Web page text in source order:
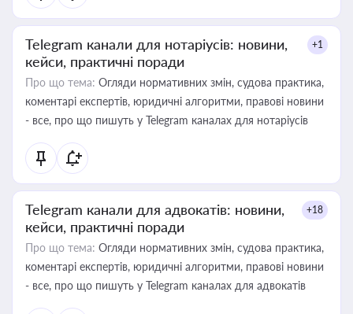
Telegram канали для нотаріусів: новини,
кейси, практичні поради
+1
Про що тема: Огляди нормативних змін, судова практика,
коментарі експертів, юридичні алгоритми, правові новини
- все, про що пишуть у Telegram каналах для нотаріусів
Telegram канали для адвокатів: новини,
кейси, практичні поради
+18
Про що тема: Огляди нормативних змін, судова практика,
коментарі експертів, юридичні алгоритми, правові новини
- все, про що пишуть у Telegram каналах для адвокатів